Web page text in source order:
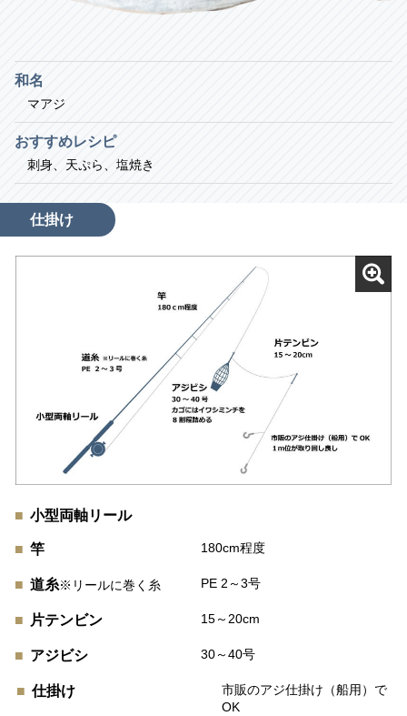
和名
マアジ
おすすめレシピ
刺身、天ぷら、塩焼き
仕掛け
小型両軸リール
竿 180cm程度
道糸※リールに巻く糸 PE 2～3号
片テンビン 15～20cm
アジビシ 30～40号
仕掛け
市販のアジ仕掛け（船用）で
OK